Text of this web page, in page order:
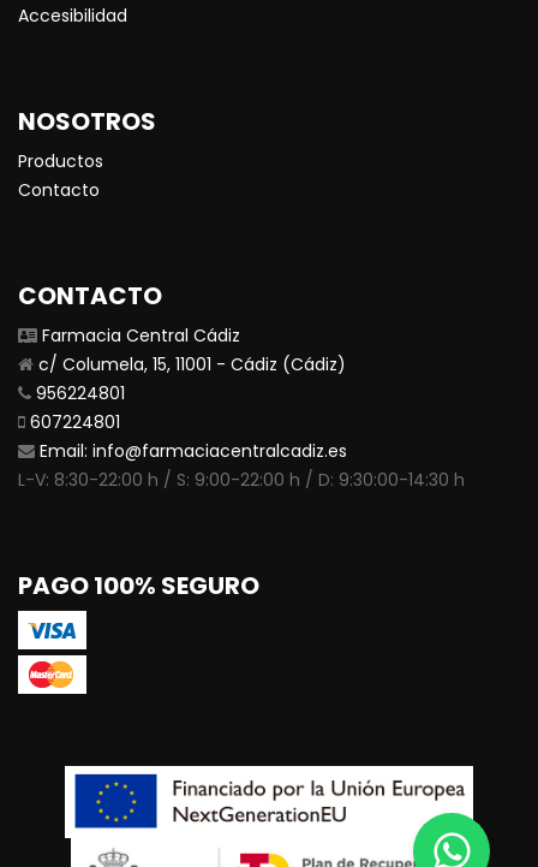
Accesibilidad
NOSOTROS
Productos
Contacto
CONTACTO
Farmacia Central Cádiz
c/ Columela, 15, 11001 - Cádiz (Cádiz)
956224801
607224801
Email: info@farmaciacentralcadiz.es
L-V: 8:30-22:00 h / S: 9:00-22:00 h / D: 9:30:00-14:30 h
PAGO 100% SEGURO